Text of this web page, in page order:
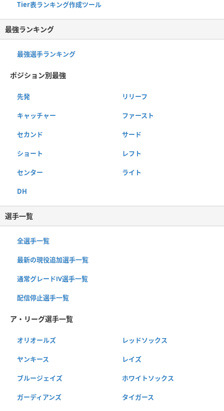
Tier表ランキング作成ツール
最強ランキング
最強選手ランキング
ポジション別最強
先発 リリーフ
キャッチャー ファースト
セカンド サード
ショート レフト
センター ライト
DH
選手一覧
全選手一覧
最新の現役追加選手一覧
通常グレードⅣ選手一覧
配信停止選手一覧
ア・リーグ選手一覧
オリオールズ レッドソックス
ヤンキース レイズ
ブルージェイズ ホワイトソックス
ガーディアンズ タイガース